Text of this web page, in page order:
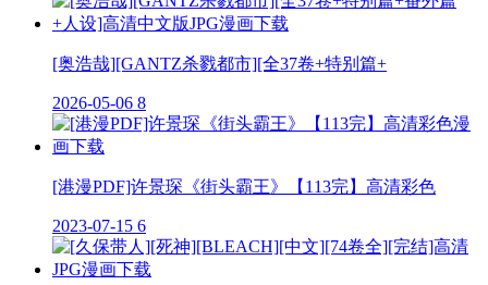
[奥浩哉][GANTZ杀戮都市][全37卷+特别篇+
2026-05-06 8
[港漫PDF]许景琛《街头霸王》【113完】高清彩色
2023-07-15 6